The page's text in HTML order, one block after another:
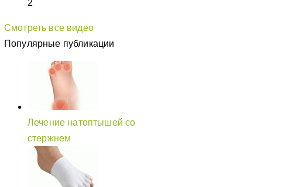
2
Смотреть все видео
Популярные публикации
Лечение натоптышей со
стержнем